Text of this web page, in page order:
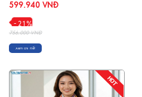
599.940 VNĐ
- 21%
756.000 VNĐ
Xem chi tiết